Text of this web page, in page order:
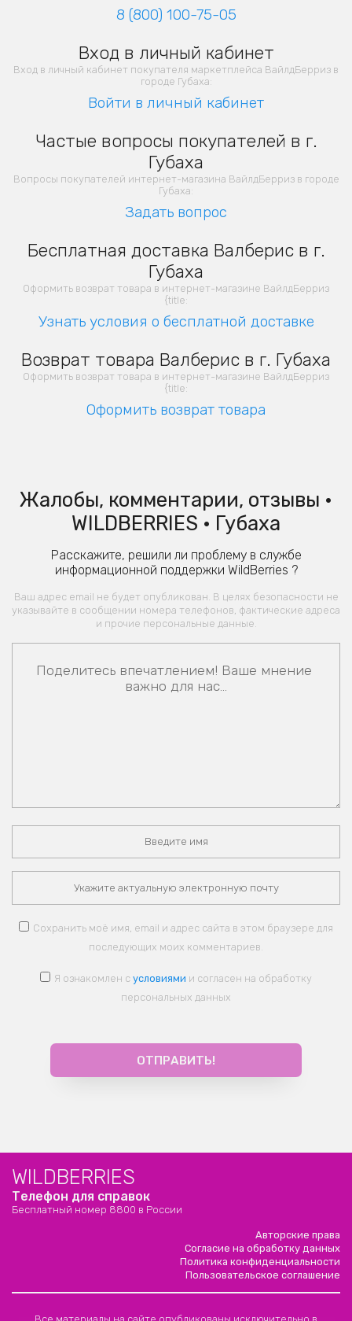
8 (800) 100-75-05
Вход в личный кабинет
Вход в личный кабинет покупателя маркетплейса ВайлдБерриз в
городе Губаха:
Войти в личный кабинет
Частые вопросы покупателей в г.
Губаха
Вопросы покупателей интернет-магазина ВайлдБерриз в городе
Губаха:
Задать вопрос
Бесплатная доставка Валберис в г.
Губаха
Оформить возврат товара в интернет-магазине ВайлдБерриз
{title:
Узнать условия о бесплатной доставке
Возврат товара Валберис в г. Губаха
Оформить возврат товара в интернет-магазине ВайлдБерриз
{title:
Оформить возврат товара
Жалобы, комментарии, отзывы •
WILDBERRIES • Губаха
Расскажите, решили ли проблему в службе
информационной поддержки WildBerries ?
Ваш адрес email не будет опубликован. В целях безопасности не
указывайте в сообщении номера телефонов, фактические адреса
и прочие персональные данные.
Сохранить моё имя, email и адрес сайта в этом браузере для
последующих моих комментариев.
Я ознакомлен с условиями и согласен на обработку
персональных данных
WILDBERRIES
Телефон для справок
Бесплатный номер 8800 в России
Авторские права
Согласие на обработку данных
Политика конфиденциальности
Пользовательское соглашение